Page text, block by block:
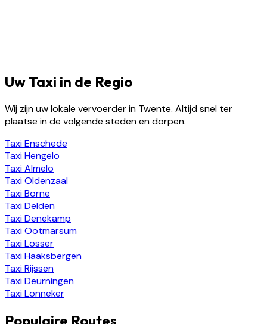
Uw Taxi in de Regio
Wij zijn uw lokale vervoerder in Twente. Altijd snel ter
plaatse in de volgende steden en dorpen.
TaxiEnschede
TaxiHengelo
TaxiAlmelo
TaxiOldenzaal
TaxiBorne
TaxiDelden
TaxiDenekamp
TaxiOotmarsum
TaxiLosser
TaxiHaaksbergen
TaxiRijssen
TaxiDeurningen
TaxiLonneker
Populaire Routes